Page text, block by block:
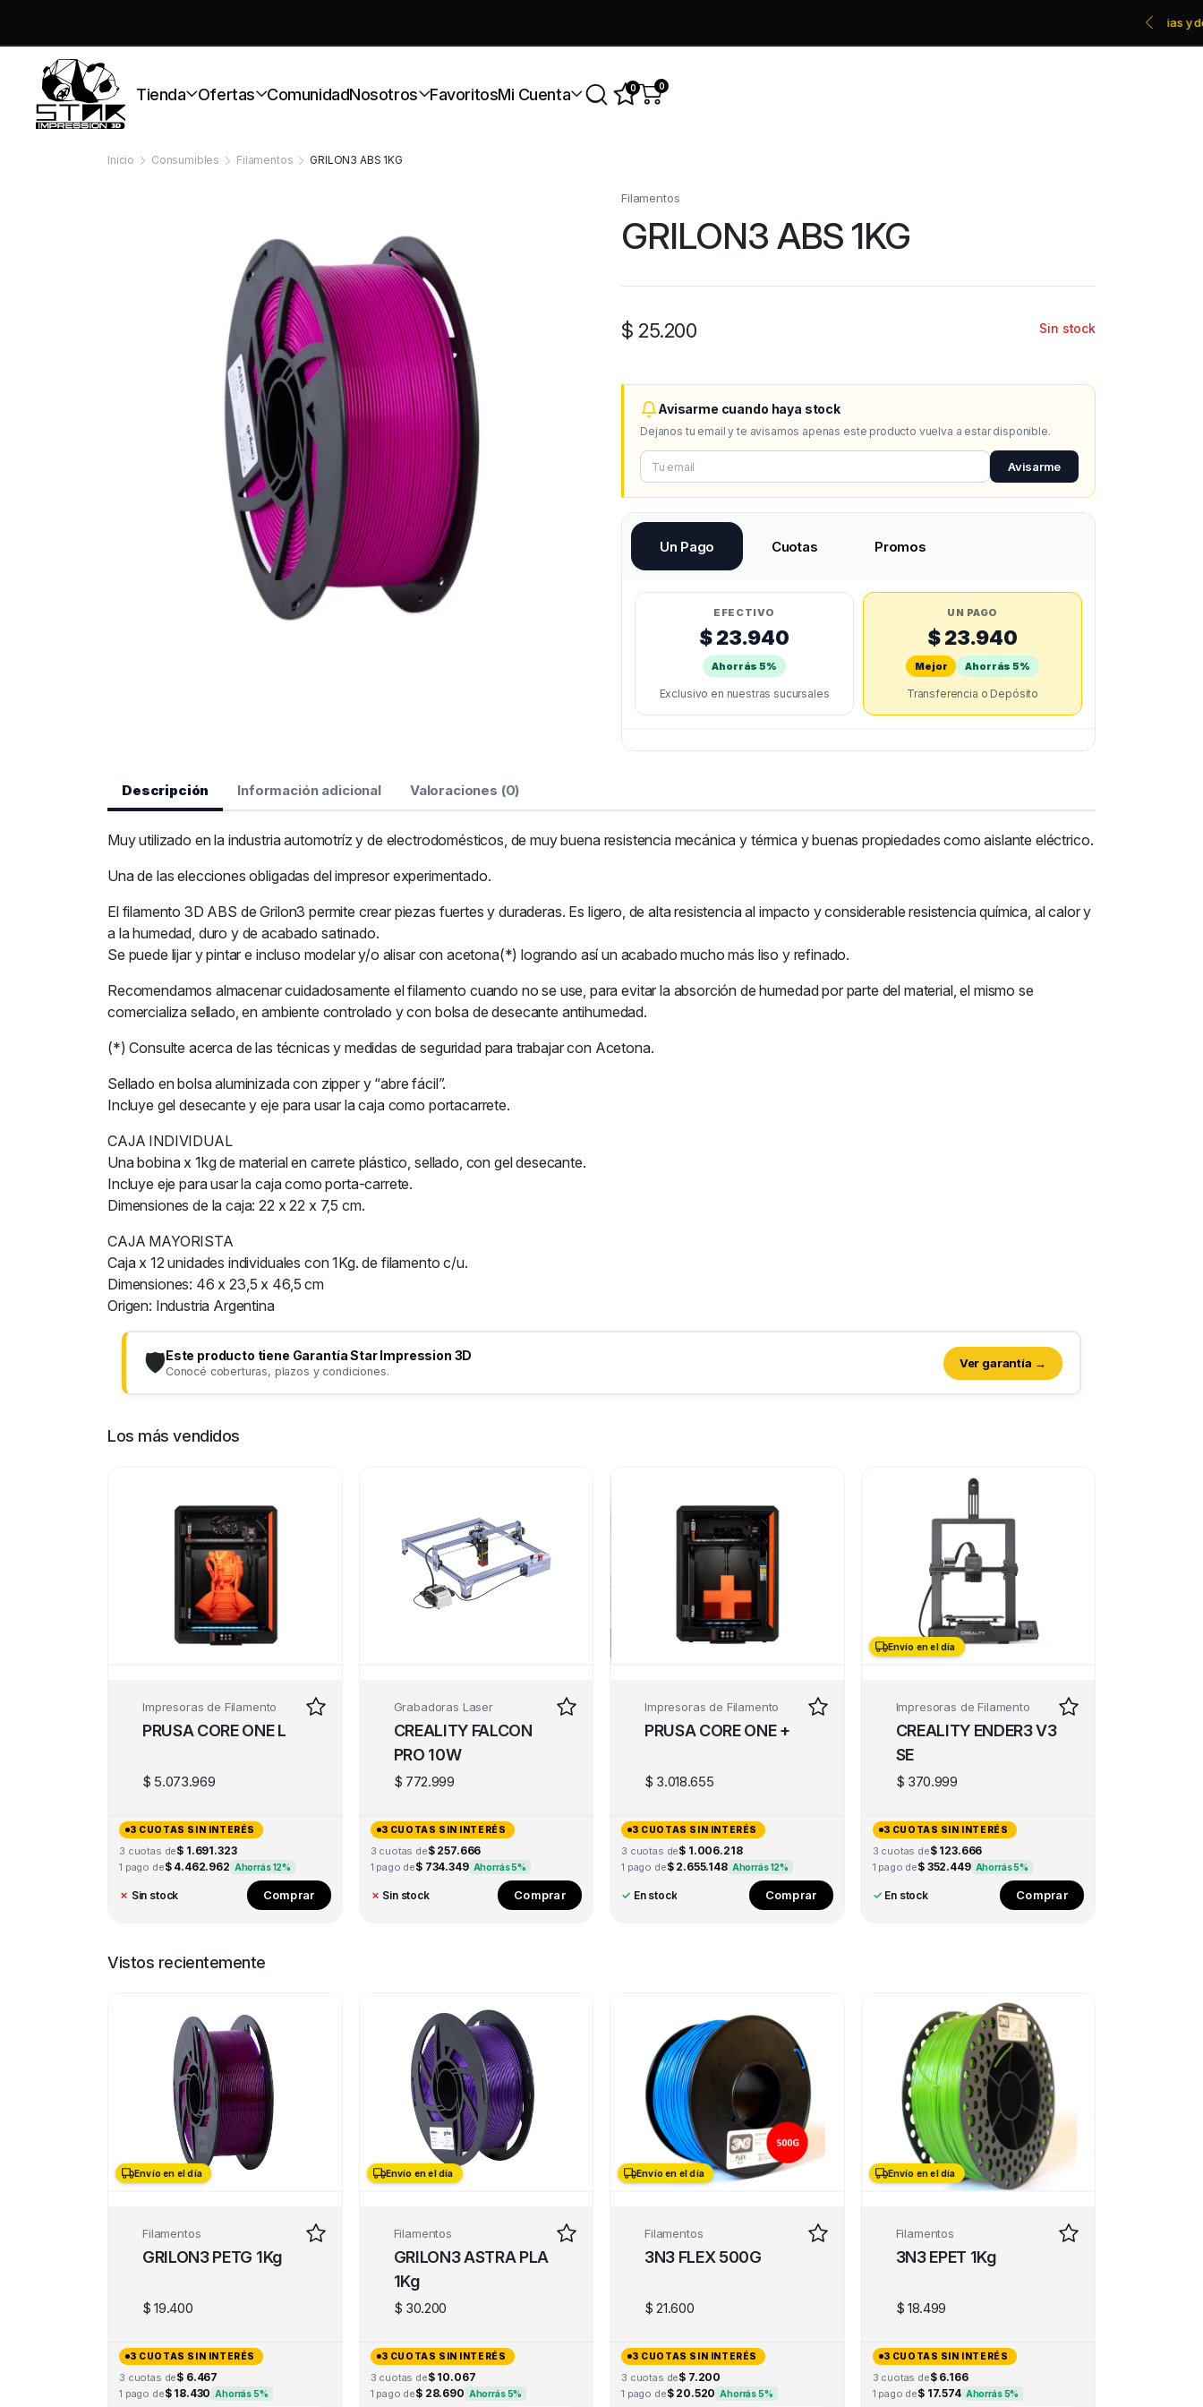
Tienda Ofertas ComunidadNosotros FavoritosMi Cuenta 0 0
Inicio Consumibles Filamentos GRILON3 ABS 1KG
Filamentos
GRILON3 ABS 1KG
$ 25.200 Sin stock
Avisarme cuando haya stock
Dejanos tu email y te avisamos apenas este producto vuelva a estar disponible.
Avisarme
Un Pago Cuotas Promos
EFECTIVO
$ 23.940
Ahorrás 5%
Exclusivo en nuestras sucursales
UN PAGO
$ 23.940
Mejor Ahorrás 5%
Transferencia o Depósito
Descripción Información adicional Valoraciones (0)
Muy utilizado en la industria automotríz y de electrodomésticos, de muy buena resistencia mecánica y térmica y buenas propiedades como aislante eléctrico.
Una de las elecciones obligadas del impresor experimentado.
El filamento 3D ABS de Grilon3 permite crear piezas fuertes y duraderas. Es ligero, de alta resistencia al impacto y considerable resistencia química, al calor y
a la humedad, duro y de acabado satinado.
Se puede lijar y pintar e incluso modelar y/o alisar con acetona(*) logrando así un acabado mucho más liso y refinado.
Recomendamos almacenar cuidadosamente el filamento cuando no se use, para evitar la absorción de humedad por parte del material, el mismo se
comercializa sellado, en ambiente controlado y con bolsa de desecante antihumedad.
(*) Consulte acerca de las técnicas y medidas de seguridad para trabajar con Acetona.
Sellado en bolsa aluminizada con zipper y “abre fácil”.
Incluye gel desecante y eje para usar la caja como portacarrete.
CAJA INDIVIDUAL
Una bobina x 1kg de material en carrete plástico, sellado, con gel desecante.
Incluye eje para usar la caja como porta-carrete.
Dimensiones de la caja: 22 x 22 x 7,5 cm.
CAJA MAYORISTA
Caja x 12 unidades individuales con 1Kg. de filamento c/u.
Dimensiones: 46 x 23,5 x 46,5 cm
Origen: Industria Argentina
🛡️Este producto tiene Garantía Star Impression 3D
Conocé coberturas, plazos y condiciones.
Ver garantía →
Los más vendidos
Impresoras de Filamento
PRUSA CORE ONE L
$ 5.073.969
3 CUOTAS SIN INTERÉS
3 cuotas de$ 1.691.323
1 pago de$ 4.462.962 Ahorrás 12%
✗ Sin stock Comprar
Grabadoras Laser
CREALITY FALCON
PRO 10W
$ 772.999
3 CUOTAS SIN INTERÉS
3 cuotas de$ 257.666
1 pago de$ 734.349 Ahorrás 5%
✗ Sin stock Comprar
Impresoras de Filamento
PRUSA CORE ONE +
$ 3.018.655
3 CUOTAS SIN INTERÉS
3 cuotas de$ 1.006.218
1 pago de$ 2.655.148 Ahorrás 12%
✓ En stock Comprar
Envío en el día
Envío en el día
Impresoras de Filamento
CREALITY ENDER3 V3
SE
$ 370.999
3 CUOTAS SIN INTERÉS
3 cuotas de$ 123.666
1 pago de$ 352.449 Ahorrás 5%
✓ En stock Comprar
Vistos recientemente
Envío en el día
Filamentos
GRILON3 PETG 1Kg
$ 19.400
3 CUOTAS SIN INTERÉS
3 cuotas de$ 6.467
1 pago de$ 18.430 Ahorrás 5%
Envío en el día
Filamentos
GRILON3 ASTRA PLA
1Kg
$ 30.200
3 CUOTAS SIN INTERÉS
3 cuotas de$ 10.067
1 pago de$ 28.690 Ahorrás 5%
Envío en el día
Filamentos
3N3 FLEX 500G
$ 21.600
3 CUOTAS SIN INTERÉS
3 cuotas de$ 7.200
1 pago de$ 20.520 Ahorrás 5%
Envío en el día
Filamentos
3N3 EPET 1Kg
$ 18.499
3 CUOTAS SIN INTERÉS
3 cuotas de$ 6.166
1 pago de$ 17.574 Ahorrás 5%